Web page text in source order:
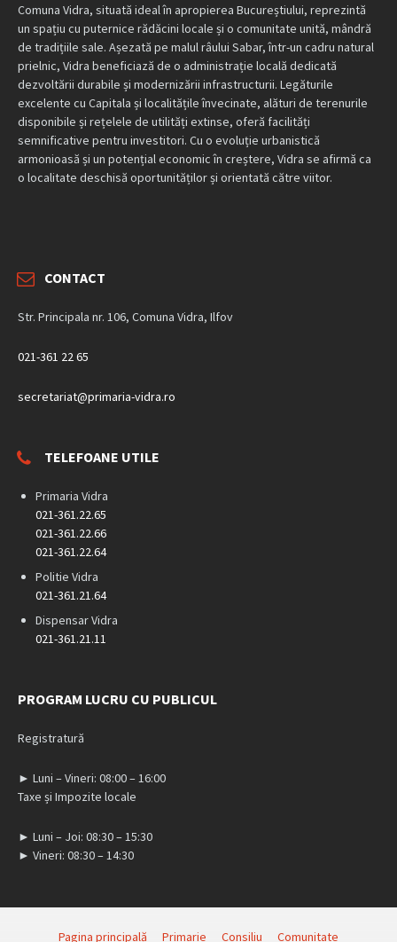
Comuna Vidra, situată ideal în apropierea Bucureștiului, reprezintă
un spațiu cu puternice rădăcini locale și o comunitate unită, mândră
de tradițiile sale. Așezată pe malul râului Sabar, într-un cadru natural
prielnic, Vidra beneficiază de o administrație locală dedicată
dezvoltării durabile și modernizării infrastructurii. Legăturile
excelente cu Capitala și localitățile învecinate, alături de terenurile
disponibile și rețelele de utilități extinse, oferă facilități
semnificative pentru investitori. Cu o evoluție urbanistică
armonioasă și un potențial economic în creștere, Vidra se afirmă ca
o localitate deschisă oportunităților și orientată către viitor.
CONTACT
Str. Principala nr. 106, Comuna Vidra, Ilfov
021-361 22 65
secretariat@primaria-vidra.ro
TELEFOANE UTILE
Primaria Vidra
021-361.22.65
021-361.22.66
021-361.22.64
Politie Vidra
021-361.21.64
Dispensar Vidra
021-361.21.11
PROGRAM LUCRU CU PUBLICUL
Registratură
► Luni – Vineri: 08:00 – 16:00
Taxe și Impozite locale
► Luni – Joi: 08:30 – 15:30
► Vineri: 08:30 – 14:30
Pagina principală Primarie Consiliu Comunitate